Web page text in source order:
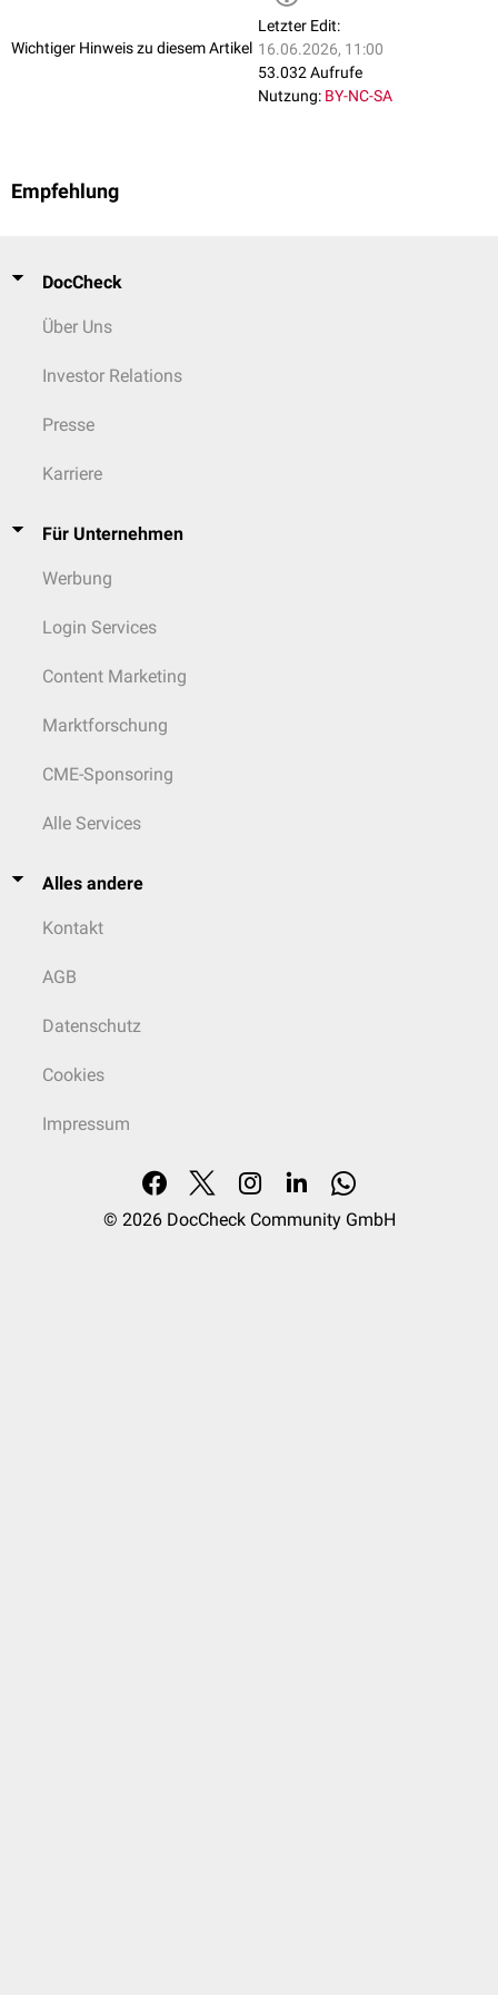
Wichtiger Hinweis zu diesem Artikel
Letzter Edit:
16.06.2026, 11:00
53.032 Aufrufe
Nutzung: BY-NC-SA
Empfehlung
DocCheck
Über Uns
Investor Relations
Presse
Karriere
Für Unternehmen
Werbung
Login Services
Content Marketing
Marktforschung
CME-Sponsoring
Alle Services
Alles andere
Kontakt
AGB
Datenschutz
Cookies
Impressum
© 2026 DocCheck Community GmbH